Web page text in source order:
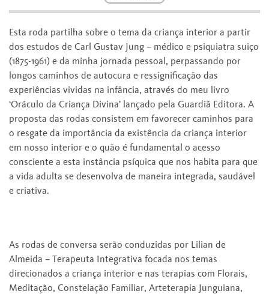
Esta roda partilha sobre o tema da criança interior a partir
dos estudos de Carl Gustav Jung – médico e psiquiatra suiço
(1875-1961) e da minha jornada pessoal, perpassando por
longos caminhos de autocura e ressignificação das
experiências vividas na infância, através do meu livro
‘Oráculo da Criança Divina’ lançado pela Guardiã Editora. A
proposta das rodas consistem em favorecer caminhos para
o resgate da importância da existência da criança interior
em nosso interior e o quão é fundamental o acesso
consciente a esta instância psíquica que nos habita para que
a vida adulta se desenvolva de maneira integrada, saudável
e criativa.
As rodas de conversa serão conduzidas por Lilian de
Almeida – Terapeuta Integrativa focada nos temas
direcionados a criança interior e nas terapias com Florais,
Meditação, Constelação Familiar, Arteterapia Junguiana,